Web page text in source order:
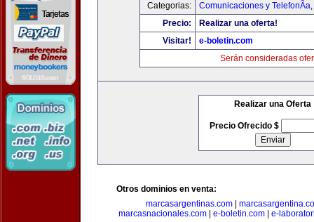
Categorias:
Comunicaciones y TelefonÃ­a,
Precio:
Realizar una oferta!
Visitar!
e-boletin.com
Serán consideradas
Realizar una Oferta
Precio Ofrecido $
Otros dominios en venta:
marcasargentinas.com
marcasnacionales.com| e-boletin.com| e-